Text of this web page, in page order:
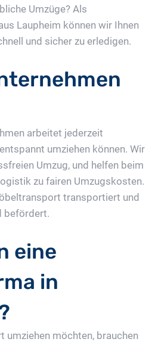
Umzüge? Als
Laupheim können wir Ihnen
und sicher zu erledigen.
arbeitet jederzeit
umziehen können. Wir
Umzug, und helfen beim
zu fairen Umzugskosten.
transportiert und
befördert.
eine
in
umziehen möchten, brauchen